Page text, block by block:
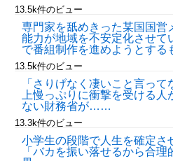
13.5k件のビュー
専門家を舐めきった某国国営
能力が地域を不安定化させて
で番組制作を進めようとす
13.5k件のビュー
「さりげなく凄いこと言っ
上慢っぷりに衝撃を受ける
ない財務省が……
13.3k件のビュー
小学生の段階で人生を確定さ
「バカを振い落せるから合